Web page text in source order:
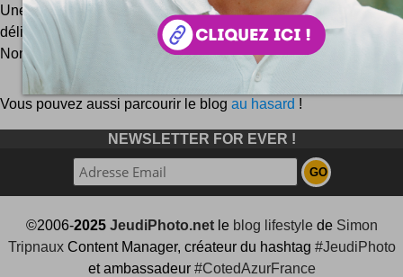
Une fois n'est pas coutume, je ne vous parlerai pas ici de
délicat que maîtrisent avec doigté les vendeurs de pilules
Non, je parle bien du Spam, ce jambon (trop) é...
Vous pouvez aussi parcourir le blog au hasard !
NEWSLETTER FOR EVER !
©2006-2025 JeudiPhoto.netle blog lifestylede Simon
TripnauxContent Manager, créateur du hashtag #JeudiPhoto
et ambassadeur #CotedAzurFrance